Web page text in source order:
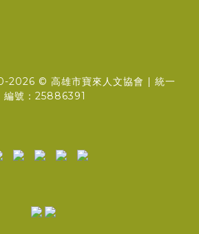
2026 © 高雄市寶來人文協會 | 統一
編號：25886391